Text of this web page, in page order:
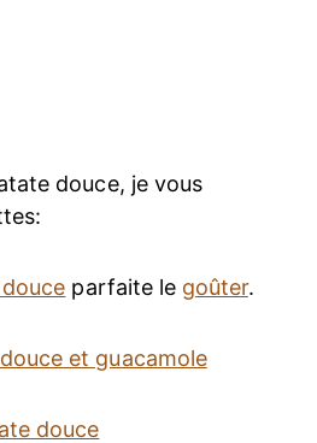
douce, je vous
parfaite le goûter.
et guacamole
douce